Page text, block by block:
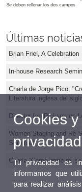
Se deben rellenar los dos campos
Últimas
Brian Friel, A Celebration
In-house Research
Charla de Jorge Pico:
Literatura inglesa del
Director Ian Rickson on
Women Staging and Re-
Seminar)
Charla “Cómo armé mi
Cookies
privacidad
Tu privacidad es
informamos que
para realizar